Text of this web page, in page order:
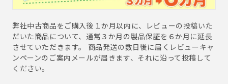
弊社中古商品をご購入後１か月以内に、レビューの投稿いた
だいた商品について、通常３か月の製品保証を６か月に延長
させていただきます。 商品発送の数日後に届くレビューキャ
ンペーンのご案内メールが届きます、それに沿って投稿して
ください。